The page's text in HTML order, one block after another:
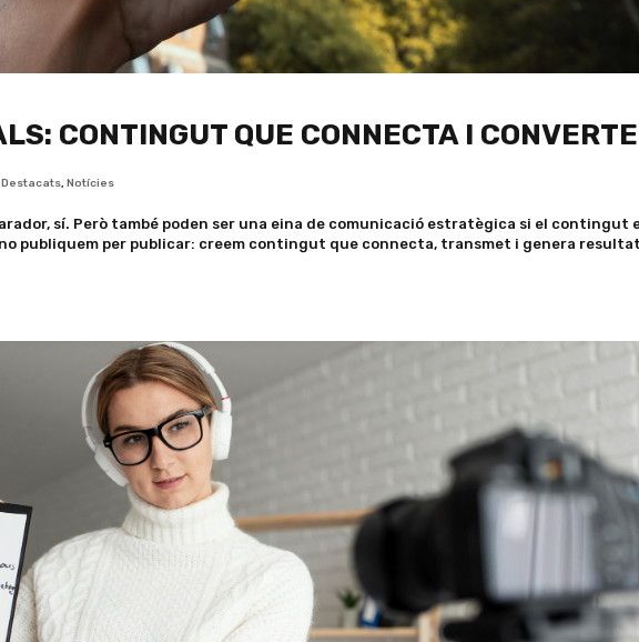
CONTINGUT QUE CONNECTA I
Destacats,Notícies
sí. Però també poden ser una eina de comunicació estratègica si el contingut
no publiquem per publicar: creem contingut que connecta, transmet i genera